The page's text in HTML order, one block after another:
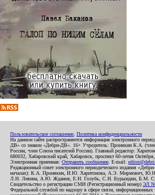
Пользовательское соглашение Политика конфиденциальности
На данном сайте распространяется информация электронного
ДВ» со знаком «Дебри-ДВ». 16+ Учредитель: Пронякин К.А.
России, член Союза писателей России). Главный редактор:
680032, Хабаровский край, Хабаровск, проспект 60-летия
Электронная приемная: Отправить сообщение . E-mail:
Редакционный совет электронного периодического издания
началах): К.А. Пронякин, И.Ю. Харитонова, А.Э. Мирмович,
Л.Н. Левина, А.Ю. Жданов, Е.Н. Голубь, С.Н. Бурындин, Б.М.
Свидетельство о регистрации СМИ (Регистрационный номер) ЭЛ №
Федеральной службой по надзору в сфере связи, информационных